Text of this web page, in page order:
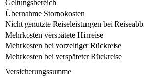
Geltungsbereich
Übernahme Stornokosten
Nicht genutzte Reiseleistungen bei
Mehrkosten verspätete Hinreise
Mehrkosten bei vorzeitiger Rückreise
Mehrkosten bei verspäteter Rückreise
Versicherungssumme